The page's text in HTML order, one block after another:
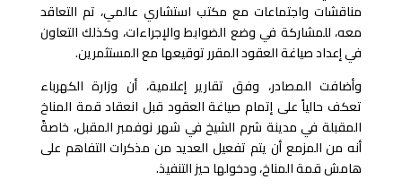
مناقشات واجتماعات مع مكتب استشاري عالمي، تم التعاقد
معه، للمشاركة في وضع الضوابط والإجراءات، وكذلك التعاون
في إعداد صياغة العقود المقرر توقيعها مع المستثمرين.
وأضافت المصادر، وفق تقارير إعلامية، أن وزارة الكهرباء
تعكف حالياً على إتمام صياغة العقود قبل انعقاد قمة المناخ
المقبلة في مدينة شرم الشيخ في شهر نوفمبر المقبل، خاصةً
أنه من المزمع أن يتم تفعيل العديد من مذكرات التفاهم على
هامش قمة المناخ، ودخولها حيز التنفيذ.